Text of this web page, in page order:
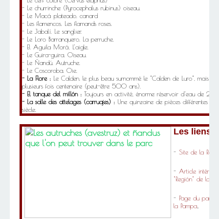
- Le churrinche (Pyrocephalus rubinus) oiseau.
- Le Macá plateado. canard
- Les flamencos. Les flamands roses.
- Le Jabalí. Le sanglier.
- Le Loro Barranquero. La perruche.
- El Aguila Morá. L'aigle.
- Le Guira-guira. Oiseau.
- Le Ñandú. Autruche.
- Le Coscoroba. Oie.
- La Flore : Le Calden. le plus beau surnommé le "Calden de Luro", mais
plusieurs fois centenaire (peut-être 500 ans).
- El tanque del millón : Toujours en activité, énorme réservoir d'eau de
- La salle des attelages (carruajes) : Une quinzaine de pièces différentes de
siècle.
Les liens :
- Site de la
- Article
"Región" de la
- Page du parc
la Pampa.